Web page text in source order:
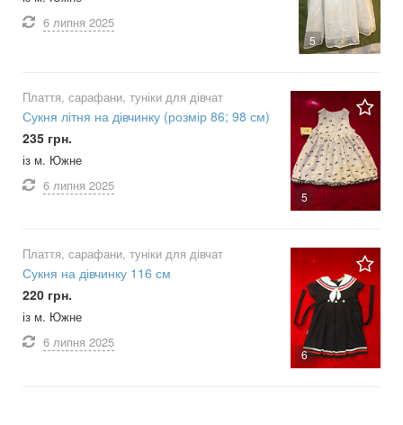
5
6 липня 2025
5
Плаття, сарафани, туніки для дівчат
Сукня літня на дівчинку (розмір 86; 98 см)
235 грн.
із м. Южне
6 липня 2025
6
Плаття, сарафани, туніки для дівчат
Сукня на дівчинку 116 см
220 грн.
із м. Южне
6 липня 2025